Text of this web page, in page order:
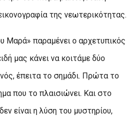
της νεωτερικότητας.
Μαρά» παραμένει ο αρχετυπικός
μας κάνει να κοιτάμε δύο
έπειτα το σημάδι. Πρώτα το
που το πλαισιώνει. Και στο
είναι η λύση του μυστηρίου,